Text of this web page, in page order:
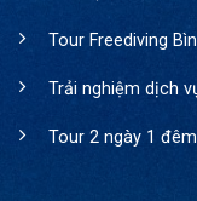
Tour Freediving
Trải nghiệm dịch
Tour 2 ngày 1